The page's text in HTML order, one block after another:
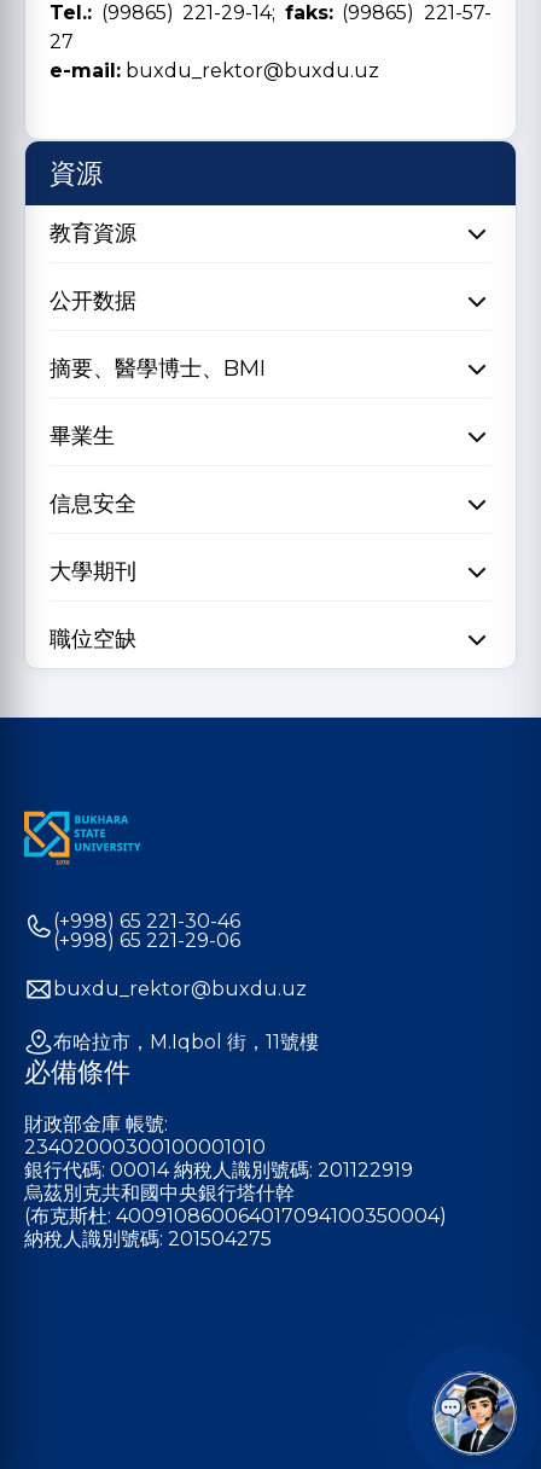
Tel.: (99865) 221-29-14; faks:(99865) 221-57-
27
e-mail: buxdu_rektor@buxdu.uz
資源
教育資源
公开数据
摘要、醫學博士、BMI
畢業生
信息安全
大學期刊
職位空缺
(+998) 65 221-30-46
(+998) 65 221-29-06
buxdu_rektor@buxdu.uz
布哈拉市，M.Iqbol 街，11號樓
必備條件
財政部金庫 帳號:
23402000300100001010
銀行代碼: 00014 納稅人識別號碼: 201122919
烏茲別克共和國中央銀行塔什幹
(布克斯杜: 400910860064017094100350004)
納稅人識別號碼: 201504275